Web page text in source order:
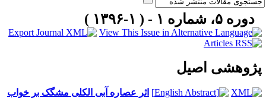
اصیل
اثر عصاره آبی الکلی مشگک بر خواب‌